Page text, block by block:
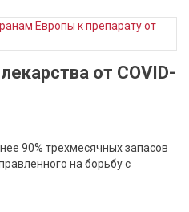
от COVID-
90% трехмесячных запасов
на борьбу с